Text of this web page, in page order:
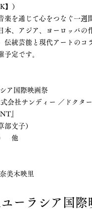
）
楽を通じて心をつなぐ一週
本、アジア、ヨーロッパの
伝統芸能と現代アートの
予定です。
ア国際映画祭
会社サンディー ／ドクタ
』
部文子）
） 他
美木映里
ユーラシア国